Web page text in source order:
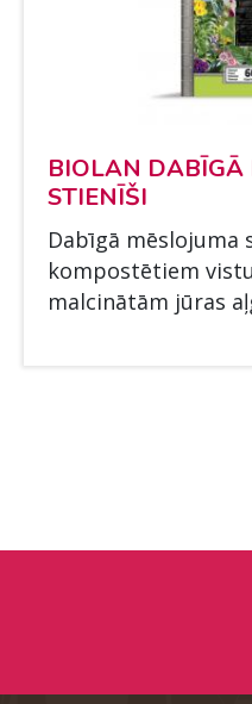
BIO­LAN DABĪGĀ
STIENĪŠI
Dabīgā
kom­postē­tiem
malcinātām jū­ras